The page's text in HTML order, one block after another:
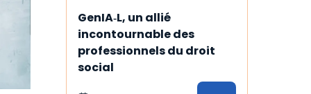
GenIA‑L, un allié
incontournable des
professionnels du droit
social